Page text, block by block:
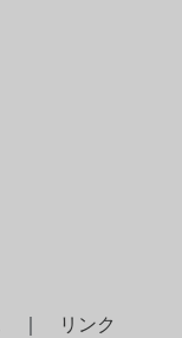
｜ リンク